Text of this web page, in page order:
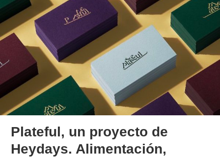
Plateful, un proyecto de
Heydays. Alimentación,